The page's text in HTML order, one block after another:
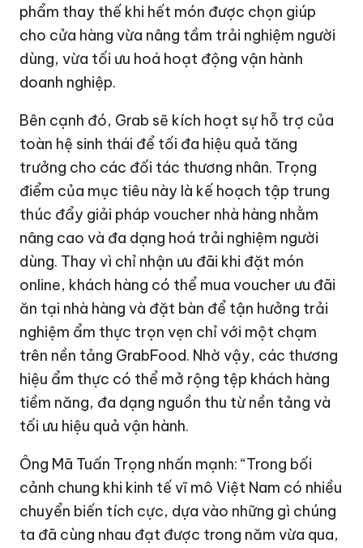
phẩm thay thế khi hết món được chọn giúp
cho cửa hàng vừa nâng tầm trải nghiệm người
dùng, vừa tối ưu hoá hoạt động vận hành
doanh nghiệp.
Bên cạnh đó, Grab sẽ kích hoạt sự hỗ trợ của
toàn hệ sinh thái để tối đa hiệu quả tăng
trưởng cho các đối tác thương nhân. Trọng
điểm của mục tiêu này là kế hoạch tập trung
thúc đẩy giải pháp voucher nhà hàng nhằm
nâng cao và đa dạng hoá trải nghiệm người
dùng. Thay vì chỉ nhận ưu đãi khi đặt món
online, khách hàng có thể mua voucher ưu đãi
ăn tại nhà hàng và đặt bàn để tận hưởng trải
nghiệm ẩm thực trọn vẹn chỉ với một chạm
trên nền tảng GrabFood. Nhờ vậy, các thương
hiệu ẩm thực có thể mở rộng tệp khách hàng
tiềm năng, đa dạng nguồn thu từ nền tảng và
tối ưu hiệu quả vận hành.
Ông Mã Tuấn Trọng nhấn mạnh: “Trong bối
cảnh chung khi kinh tế vĩ mô Việt Nam có nhiều
chuyển biến tích cực, dựa vào những gì chúng
ta đã cùng nhau đạt được trong năm vừa qua,